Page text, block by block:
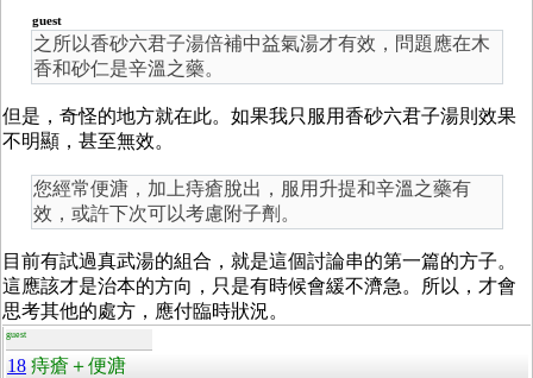
guest
之所以香砂六君子湯倍補中益氣湯才有效，問題應在木
香和砂仁是辛溫之藥。
但是，奇怪的地方就在此。如果我只服用香砂六君子湯則效果
不明顯，甚至無效。
您經常便溏，加上痔瘡脫出，服用升提和辛溫之藥有
效，或許下次可以考慮附子劑。
目前有試過真武湯的組合，就是這個討論串的第一篇的方子。
這應該才是治本的方向，只是有時候會緩不濟急。所以，才會
思考其他的處方，應付臨時狀況。
guest
18 痔瘡＋便溏